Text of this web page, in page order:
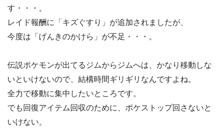
す・・・。
レイド報酬に「キズぐすり」が追加されましたが、
今度は「げんきのかけら」が不足・・・。
伝説ポケモンが出てるジムからジムへは、かなり移動しな
いといけないので、結構時間ギリギリなんですよね。
全力で移動に集中したいところです。
でも回復アイテム回収のために、ポケストップ回さないと
いけない。